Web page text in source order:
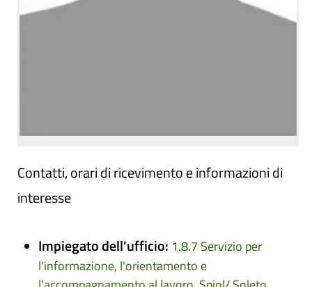
Contatti, orari di ricevimento e informazioni di
interesse
Impiegato dell'ufficio: 1.8.7 Servizio per
l'informazione, l'orientamento e